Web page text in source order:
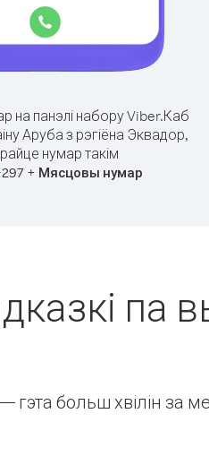
на панэлі набору Viber.Каб
Аруба з рэгіёна Эквадор,
нумар такім
297 + Мясцовы нумар
па
гэта больш хвілін за